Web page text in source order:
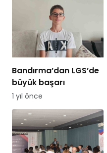
Bandırma’dan LGS’de
büyük başarı
1 yıl önce